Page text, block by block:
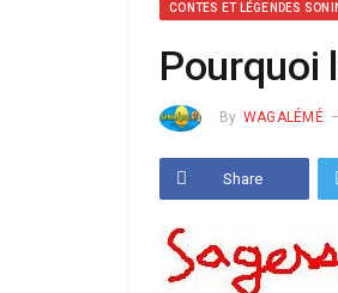
CONTES ET LÉGENDES
Pourquoi
By WAGALÉMÉ
Share